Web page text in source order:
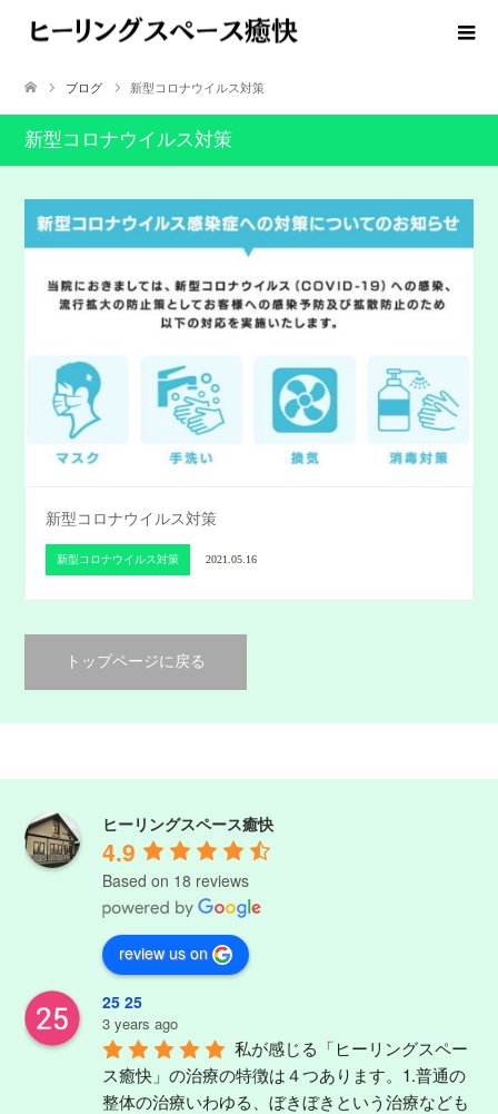
ブログ 新型コロナウイルス対策
新型コロナウイルス対策
新型コロナウイルス対策
新型コロナウイルス対策 2021.05.16
トップページに戻る
ヒーリングスペース癒快
4.9
Based on 18 reviews
review us on
25 25
3 years ago
私が感じる「ヒーリングスペー
ス癒快」の治療の特徴は４つあります。1.普通の
整体の治療いわゆる、ぼきぼきという治療なども